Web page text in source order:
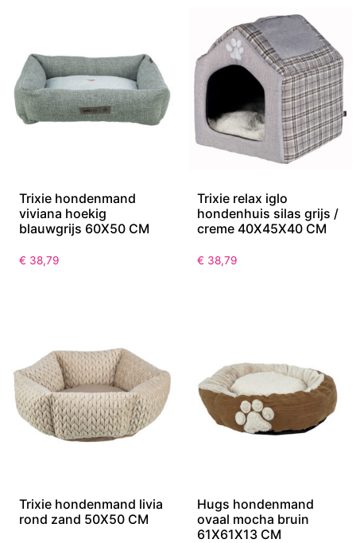
Trixie hondenmand
viviana hoekig
blauwgrijs 60X50 CM
€ 38,79
Trixie relax iglo
hondenhuis silas grijs /
creme 40X45X40 CM
€ 38,79
Trixie hondenmand livia
rond zand 50X50 CM
Hugs hondenmand
ovaal mocha bruin
61X61X13 CM